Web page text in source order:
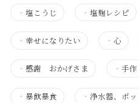
・ 塩こうじ ・塩麹レシピ
・ 幸せになりたい ・心
・ 感謝 おかげさま ・手
・ 暴飲暴食 ・浄水器、ポ